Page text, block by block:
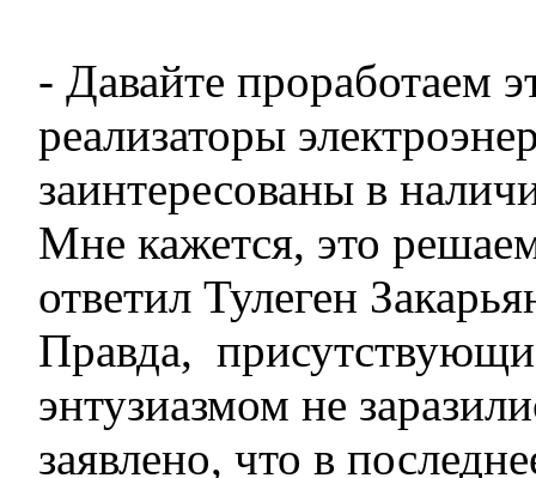
- Давайте проработаем
реализаторы
заинтересованы в
Мне кажется, это
ответил Тулеген
Правда,
энтузиазмом не
заявлено, что в